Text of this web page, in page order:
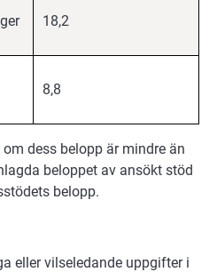
18,2
8,8
dess belopp är mindre än
beloppet av ansökt stöd
belopp.
eller vilseledande uppgifter i